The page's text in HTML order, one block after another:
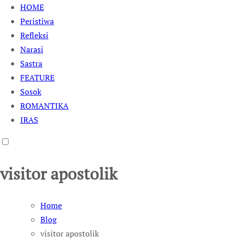
HOME
Peristiwa
Refleksi
Narasi
Sastra
FEATURE
Sosok
ROMANTIKA
IRAS
visitor apostolik
Home
Blog
visitor apostolik